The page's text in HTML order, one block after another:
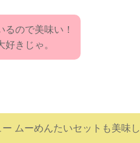
ので美味い！
きじゃ。
ムーめんたいセットも美味し